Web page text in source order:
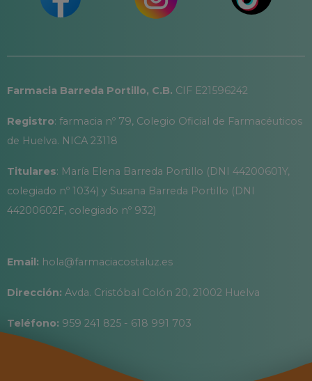
Farmacia Barreda Portillo, C.B. CIF E21596242
Registro: farmacia nº 79, Colegio Oficial de Farmacéuticos
de Huelva. NICA 23118
Titulares: María Elena Barreda Portillo (DNI 44200601Y,
colegiado nº 1034) y Susana Barreda Portillo (DNI
44200602F, colegiado nº 932)
Email: hola@farmaciacostaluz.es
Dirección: Avda. Cristóbal Colón 20, 21002 Huelva
Teléfono: 959 241 825 - 618 991 703